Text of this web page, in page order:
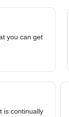
you can get
is continually